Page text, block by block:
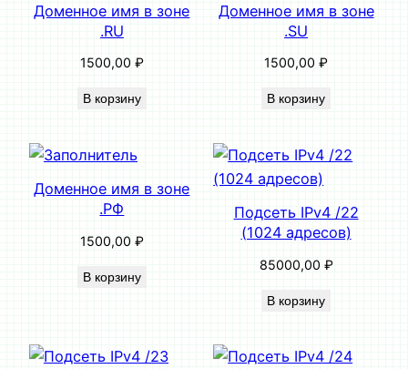
Доменное имя в зоне
.RU
1500,00 ₽
В корзину
Доменное имя в зоне
.SU
1500,00₽
В корзину
Доменное имя в зоне
.РФ
1500,00 ₽
В корзину
Подсеть IPv4 /22
(1024 адресов)
85000,00 ₽
В корзину